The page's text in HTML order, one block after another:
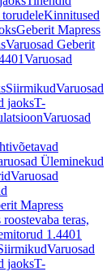
Kinnitused
Geberit Mapress
Varuosad Geberit
Varuosad
SiirmikudVaruosad
jaoksT-
Varuosad
Üleminekud
Varuosad
Mapress
teras,
1.4401
Varuosad
jaoksT-